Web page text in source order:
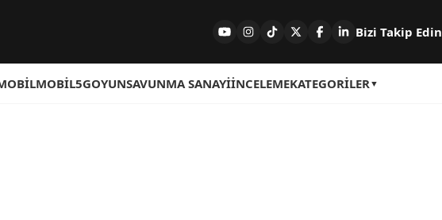
Bizi Takip Edin
MOBIL5GOYUNSAVUNMA SANAYIİNCELEMEKATEGORILER